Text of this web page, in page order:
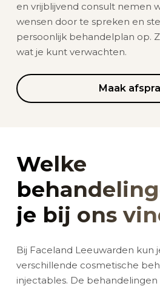
en vrijblijvend consult nemen
wensen door te spreken en
persoonlijk behandelplan op.
wat je kunt verwachten.
Maak
Welke
je bij ons
Bij Faceland Leeuwarden kun
verschillende cosmetische
injectables. De